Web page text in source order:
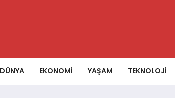
DÜNYA EKONOMİ YAŞAM TEKNOLOJİ